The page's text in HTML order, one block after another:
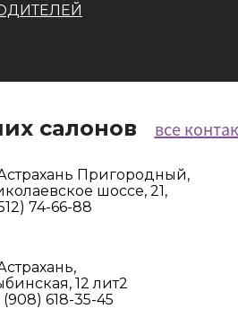
салонов все
Пригородный,
шоссе, 21,
74-66-88
12 лит2
(908) 618-35-45‬